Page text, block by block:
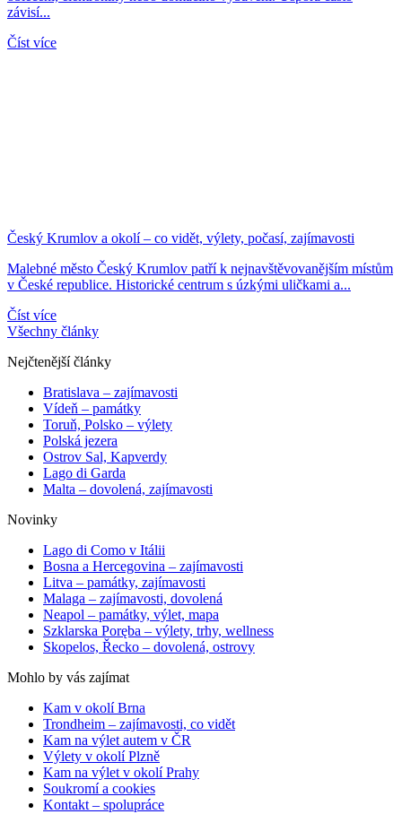
závisí...
Číst více
Český Krumlov a okolí – co vidět, výlety, počasí, zajímavosti
Malebné město Český Krumlov patří k nejnavštěvovanějším místům
v České republice. Historické centrum s úzkými uličkami a...
Číst více
Všechny články
Nejčtenější články
Bratislava – zajímavosti
Vídeň – památky
Toruň, Polsko – výlety
Polská jezera
Ostrov Sal, Kapverdy
Lago di Garda
Malta – dovolená, zajímavosti
Novinky
Lago di Como v Itálii
Bosna a Hercegovina – zajímavosti
Litva – památky, zajímavosti
Malaga – zajímavosti, dovolená
Neapol – památky, výlet, mapa
Szklarska Poręba – výlety, trhy, wellness
Skopelos, Řecko – dovolená, ostrovy
Mohlo by vás zajímat
Kam v okolí Brna
Trondheim – zajímavosti, co vidět
Kam na výlet autem v ČR
Výlety v okolí Plzně
Kam na výlet v okolí Prahy
Soukromí a cookies
Kontakt – spolupráce